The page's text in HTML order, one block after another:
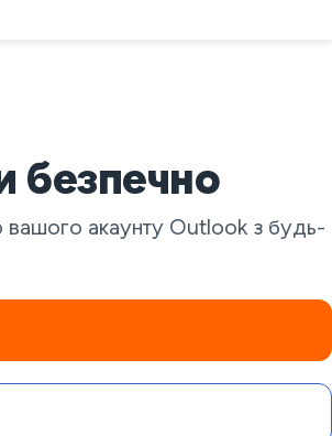
безпечно
акаунту Outlook з будь-